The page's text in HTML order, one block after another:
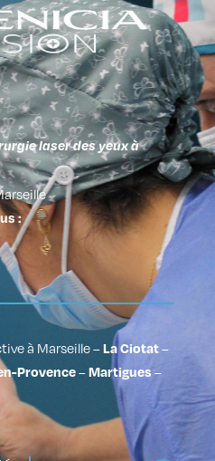
laser des yeux à
:
à Marseille–La Ciotat–
Provence–Martigues –